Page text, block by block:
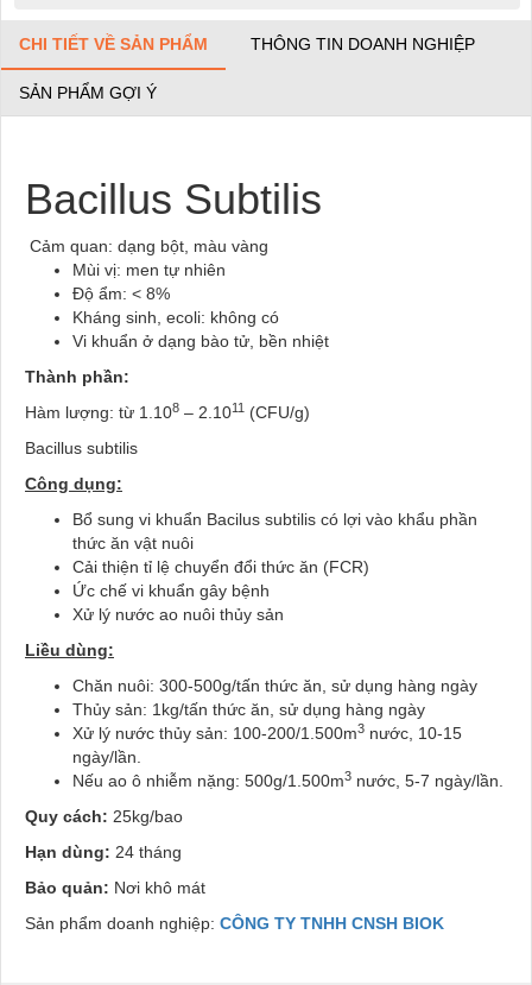
CHI TIẾT VỀ SẢN PHẨM THÔNG TIN DOANH NGHIỆP
SẢN PHẨM GỢI Ý
Bacillus Subtilis
Cảm quan: dạng bột, màu vàng
Mùi vị: men tự nhiên
Độ ẩm: < 8%
Kháng sinh, ecoli: không có
Vi khuẩn ở dạng bào tử, bền nhiệt
Thành phần:
Hàm lượng: từ 1.108 – 2.1011 (CFU/g)
Bacillus subtilis
Công dụng:
Bổ sung vi khuẩn Bacilus subtilis có lợi vào khẩu phần
thức ăn vật nuôi
Cải thiện tỉ lệ chuyển đổi thức ăn (FCR)
Ức chế vi khuẩn gây bệnh
Xử lý nước ao nuôi thủy sản
Liều dùng:
Chăn nuôi: 300-500g/tấn thức ăn, sử dụng hàng ngày
Thủy sản: 1kg/tấn thức ăn, sử dụng hàng ngày
Xử lý nước thủy sản: 100-200/1.500m3 nước, 10-15
ngày/lần.
Nếu ao ô nhiễm nặng: 500g/1.500m3 nước, 5-7 ngày/lần.
Quy cách: 25kg/bao
Hạn dùng: 24 tháng
Bảo quản: Nơi khô mát
Sản phẩm doanh nghiệp: CÔNG TY TNHH CNSH BIOK